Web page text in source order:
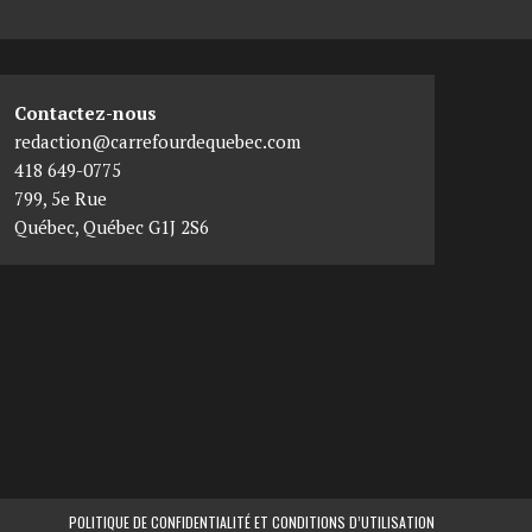
Contactez-nous
redaction@carrefourdequebec.com
418 649-0775
799, 5e Rue
Québec,Québec G1J 2S6
POLITIQUE DE CONFIDENTIALITÉ ET CONDITIONS D’UTILISATION